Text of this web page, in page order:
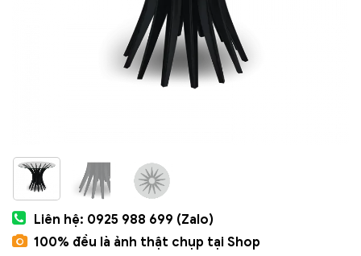
Liên hệ: 0925 988 699 (Zalo)
100% đều là ảnh thật chụp tại Shop